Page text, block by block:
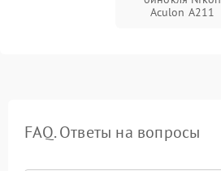
Aculon A211
FAQ. Ответы на вопросы